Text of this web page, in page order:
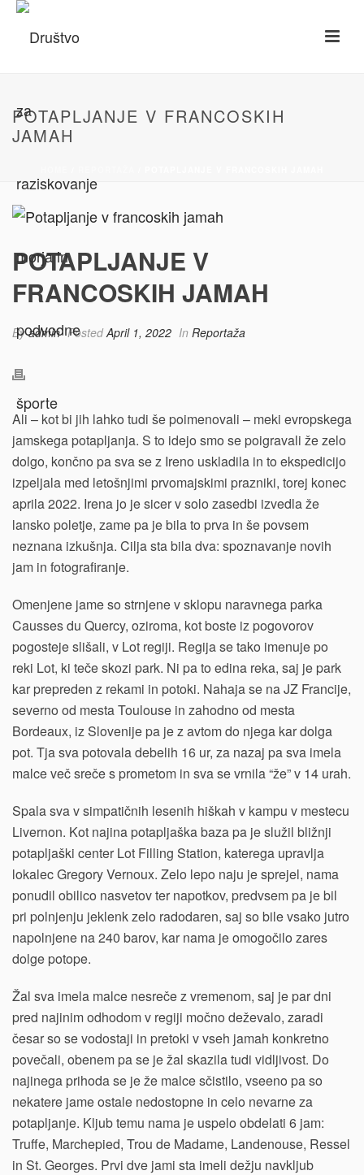
POTAPLJANJE V FRANCOSKIH
JAMAH
POTAPLJANJE V
FRANCOSKIH JAMAH
Byadmin PostedApril 1, 2022 In Reportaža
Ali – kot bi jih lahko tudi še poimenovali – meki evropskega
jamskega potapljanja. S to idejo smo se poigravali že zelo
dolgo, končno pa sva se z Ireno uskladila in to ekspedicijo
izpeljala med letošnjimi prvomajskimi prazniki, torej konec
aprila 2022. Irena jo je sicer v solo zasedbi izvedla že
lansko poletje, zame pa je bila to prva in še povsem
neznana izkušnja. Cilja sta bila dva: spoznavanje novih
jam in fotografiranje.
Omenjene jame so strnjene v sklopu naravnega parka
Causses du Quercy, oziroma, kot boste iz pogovorov
pogosteje slišali, v Lot regiji. Regija se tako imenuje po
reki Lot, ki teče skozi park. Ni pa to edina reka, saj je park
kar prepreden z rekami in potoki. Nahaja se na JZ Francije,
severno od mesta Toulouse in zahodno od mesta
Bordeaux, iz Slovenije pa je z avtom do njega kar dolga
pot. Tja sva potovala debelih 16 ur, za nazaj pa sva imela
malce več sreče s prometom in sva se vrnila “že” v 14 urah.
Spala sva v simpatičnih lesenih hiškah v kampu v mestecu
Livernon. Kot najina potapljaška baza pa je služil bližnji
potapljaški center Lot Filling Station, katerega upravlja
lokalec Gregory Vernoux. Zelo lepo naju je sprejel, nama
ponudil obilico nasvetov ter napotkov, predvsem pa je bil
pri polnjenju jeklenk zelo radodaren, saj so bile vsako jutro
napolnjene na 240 barov, kar nama je omogočilo zares
dolge potope.
Žal sva imela malce nesreče z vremenom, saj je par dni
pred najinim odhodom v regiji močno deževalo, zaradi
česar so se vodostaji in pretoki v vseh jamah konkretno
povečali, obenem pa se je žal skazila tudi vidljivost. Do
najinega prihoda se je že malce sčistilo, vseeno pa so
nekatere jame ostale nedostopne in celo nevarne za
potapljanje. Kljub temu nama je uspelo obdelati 6 jam:
Truffe, Marchepied, Trou de Madame, Landenouse, Ressel
in St. Georges. Prvi dve jami sta imeli dežju navkljub